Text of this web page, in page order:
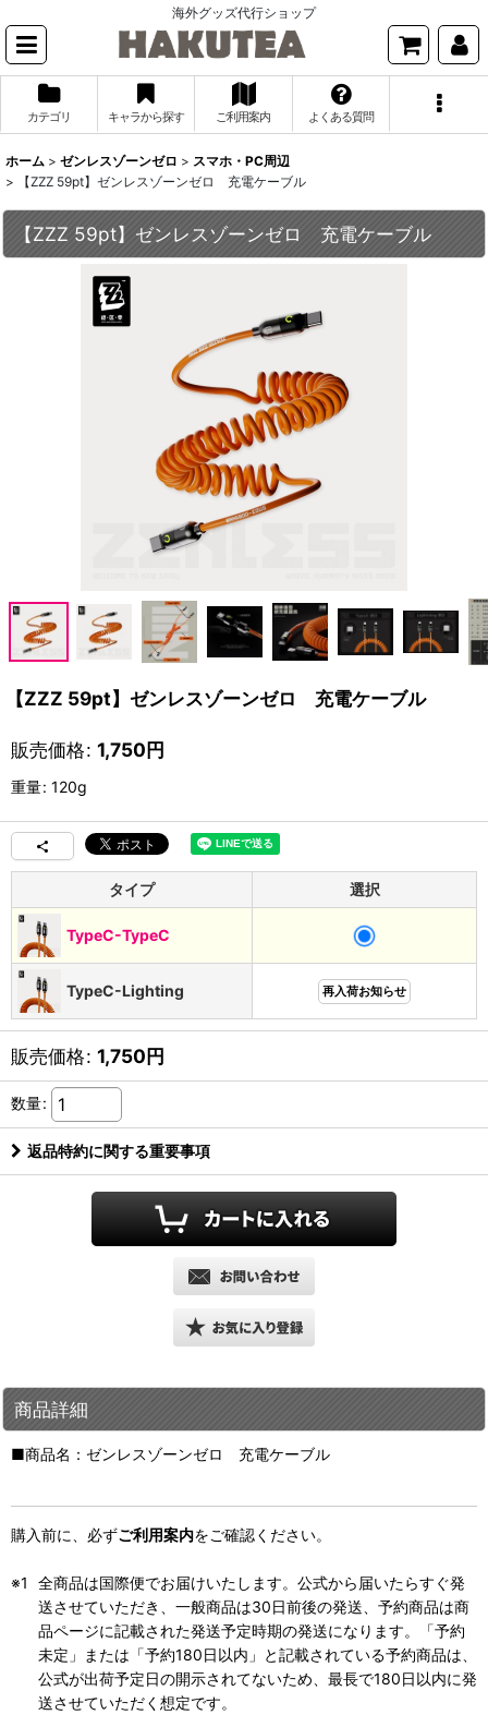
海外グッズ代行ショップ
カテゴリ キャラから探す ご利用案内 よくある質問
ホーム > ゼンレスゾーンゼロ > スマホ・PC周辺
>
【ZZZ 59pt】ゼンレスゾーンゼロ 充電ケーブル
【ZZZ 59pt】ゼンレスゾーンゼロ 充電ケーブル
【ZZZ 59pt】ゼンレスゾーンゼロ 充電ケーブル
販売価格: 1,750円
重量: 120g
タイプ 選択
TypeC-TypeC
TypeC-Lighting 再入荷お知らせ
販売価格: 1,750円
数量:
返品特約に関する重要事項
商品詳細
■商品名：ゼンレスゾーンゼロ 充電ケーブル
購入前に、必ずご利用案内をご確認ください。
全商品は国際便でお届けいたします。公式から届いたらすぐ発
送させていただき、一般商品は30日前後の発送、予約商品は商
品ページに記載された発送予定時期の発送になります。「予約
未定」または「予約180日以内」と記載されている予約商品は、
公式が出荷予定日の開示されてないため、最長で180日以内に発
送させていただく想定です。